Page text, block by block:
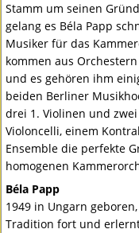
Stamm um seinen
gelang es Béla Papp
Musiker für das
kommen aus
und es gehören ihm
beiden Berliner
drei 1. Violinen und
Violoncelli, einem
Ensemble die perfekte
homogenen
Béla Papp
1949 in Ungarn
Tradition fort und